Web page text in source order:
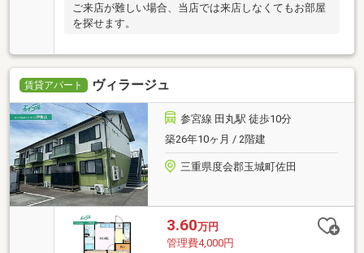
ご来店が難しい場合、当店では来店しなくてもお部屋
を探せます。
賃貸アパート ヴィラージュ
参宮線 田丸駅 徒歩10分
築26年10ヶ月 / 2階建
三重県度会郡玉城町佐田
3.60万円
管理費4,000円